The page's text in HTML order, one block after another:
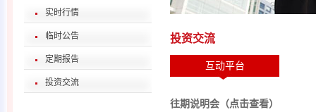
实时行情
临时公告
定期报告
投资交流
投资交流
互动平台
往期说明会（点击查看）